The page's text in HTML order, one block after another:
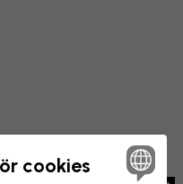
cookies